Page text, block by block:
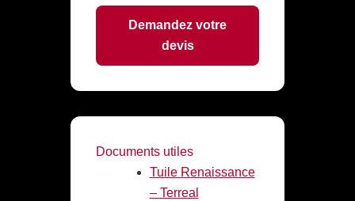
Demandez votre
devis
Documents utiles
Tuile Renaissance
– Terreal